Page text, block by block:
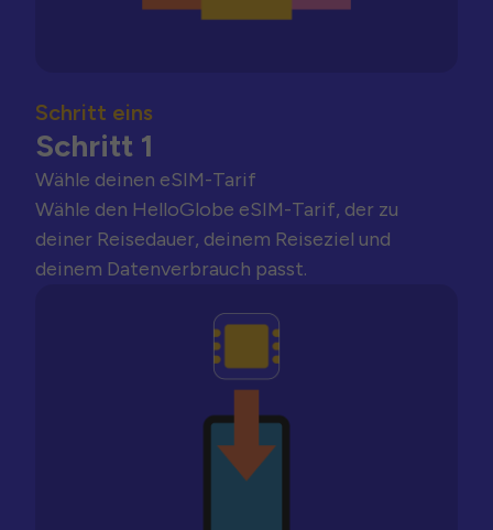
Schritt eins
Schritt 1
Wähle deinen eSIM-Tarif
Wähle den HelloGlobe eSIM-Tarif, der zu
deiner Reisedauer, deinem Reiseziel und
deinem Datenverbrauch passt.